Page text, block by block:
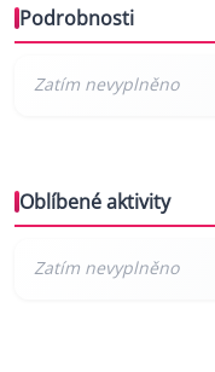
Podrobnosti
Oblíbené aktivity